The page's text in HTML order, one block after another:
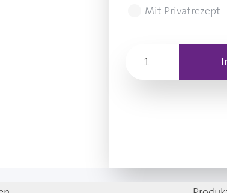
Mit Privatrezept